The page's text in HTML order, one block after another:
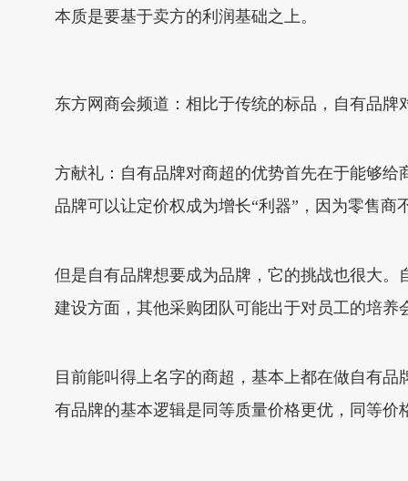
本质是要基于卖方的利润基础之上。
东方网商会频道：相比于传统的标品，自有品
方献礼：自有品牌对商超的优势首先在于能够
品牌可以让定价权成为增长“利器”，因为零售商
但是自有品牌想要成为品牌，它的挑战也很大
建设方面，其他采购团队可能出于对员工的培
目前能叫得上名字的商超，基本上都在做自有
有品牌的基本逻辑是同等质量价格更优，同等价